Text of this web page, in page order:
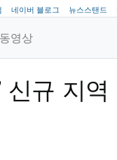
네이버 블로그 뉴스스탠드
동영상
규 지역